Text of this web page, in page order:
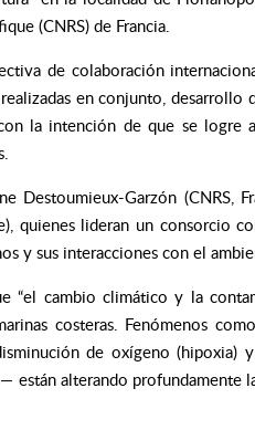
(CNRS) de Francia.
de colaboración
en conjunto, desarrollo
la intención de que se logre
Destoumieux-Garzón (CNRS,
quienes lideran un consorcio
y sus interacciones con el
“el cambio climático y la
costeras. Fenómenos
de oxígeno (hipoxia)
están alterando profundamente